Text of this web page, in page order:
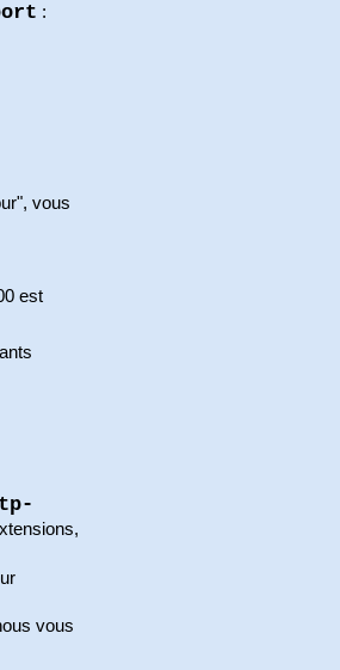
:
vous
est
vous